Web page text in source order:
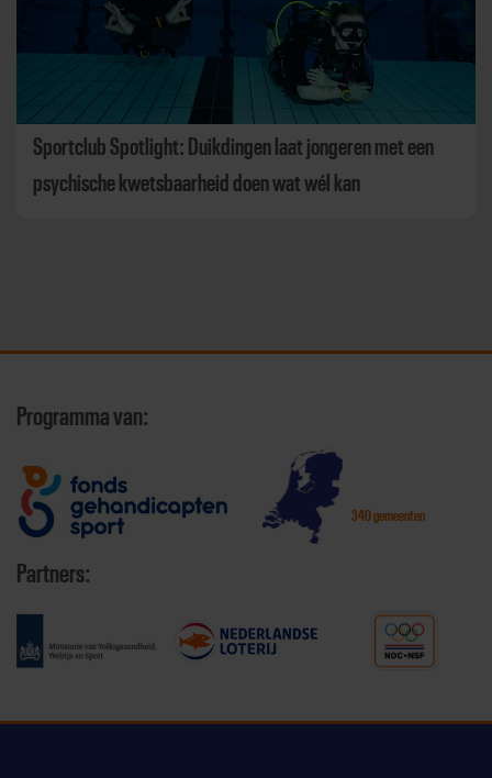
Sportclub Spotlight: Duikdingen laat jongeren met een
psychische kwetsbaarheid doen wat wél kan
Programma van:
340 gemeenten
Partners: